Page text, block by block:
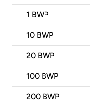
1 BWP
10 BWP
20 BWP
100 BWP
200 BWP